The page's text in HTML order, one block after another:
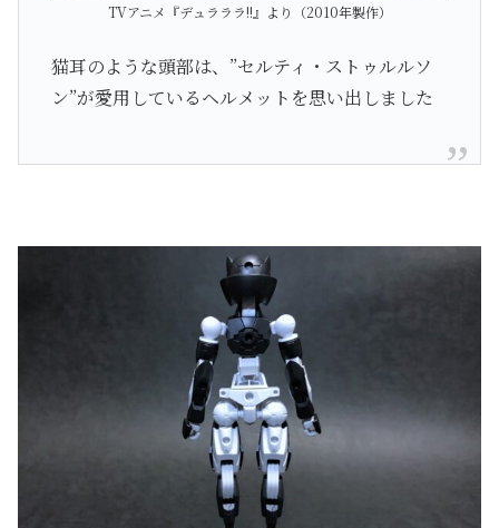
TVアニメ『デュラララ!!』より（2010年製作）
猫耳のような頭部は、”セルティ・ストゥルルソ
ン”が愛用しているヘルメットを思い出しました